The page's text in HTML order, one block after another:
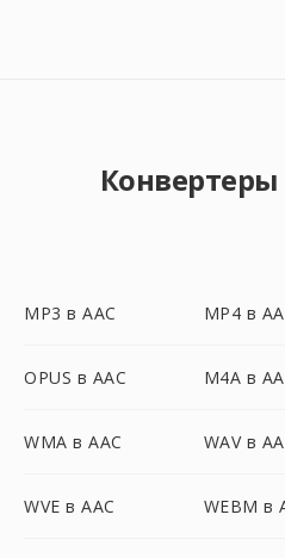
MP3 в AAC MP4 в
OPUS в AAC M4A в
WMA в AAC WAV в
WVE в AAC WEBM в